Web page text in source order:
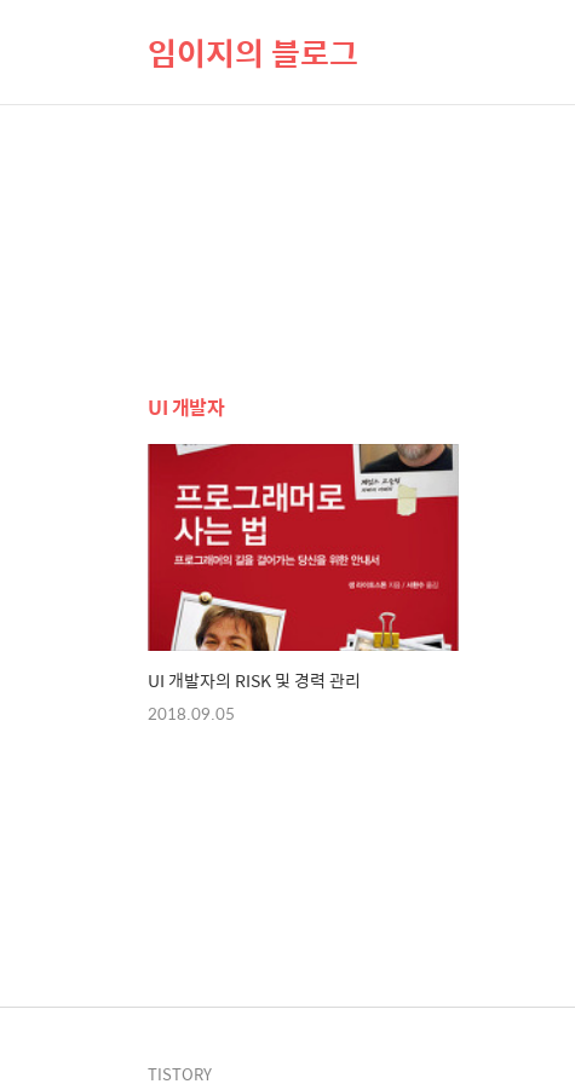
임이지의 블로그
UI 개발자
UI 개발자의 RISK 및 경력 관리
2018.09.05
TISTORY